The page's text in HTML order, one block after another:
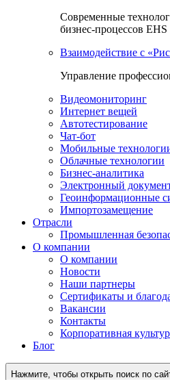
Современные
бизнес-процессов EHS
Взаимодействие с
Управление
Видеомониторинг
Интернет вещей
Автотестирование
Чат-бот
Мобильные
Облачные технологии
Бизнес-аналитика
Электронный
Геоинформационные
Импортозамещение
Отрасли
Промышленная
О компании
О компании
Новости
Наши партнеры
Сертификаты и
Вакансии
Контакты
Корпоративная
Блог
Нажмите, чтобы открыть поиск по